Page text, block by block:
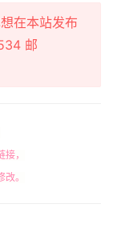
在本站发布
邮
，
。